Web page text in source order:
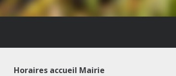
Horaires accueil Mairie